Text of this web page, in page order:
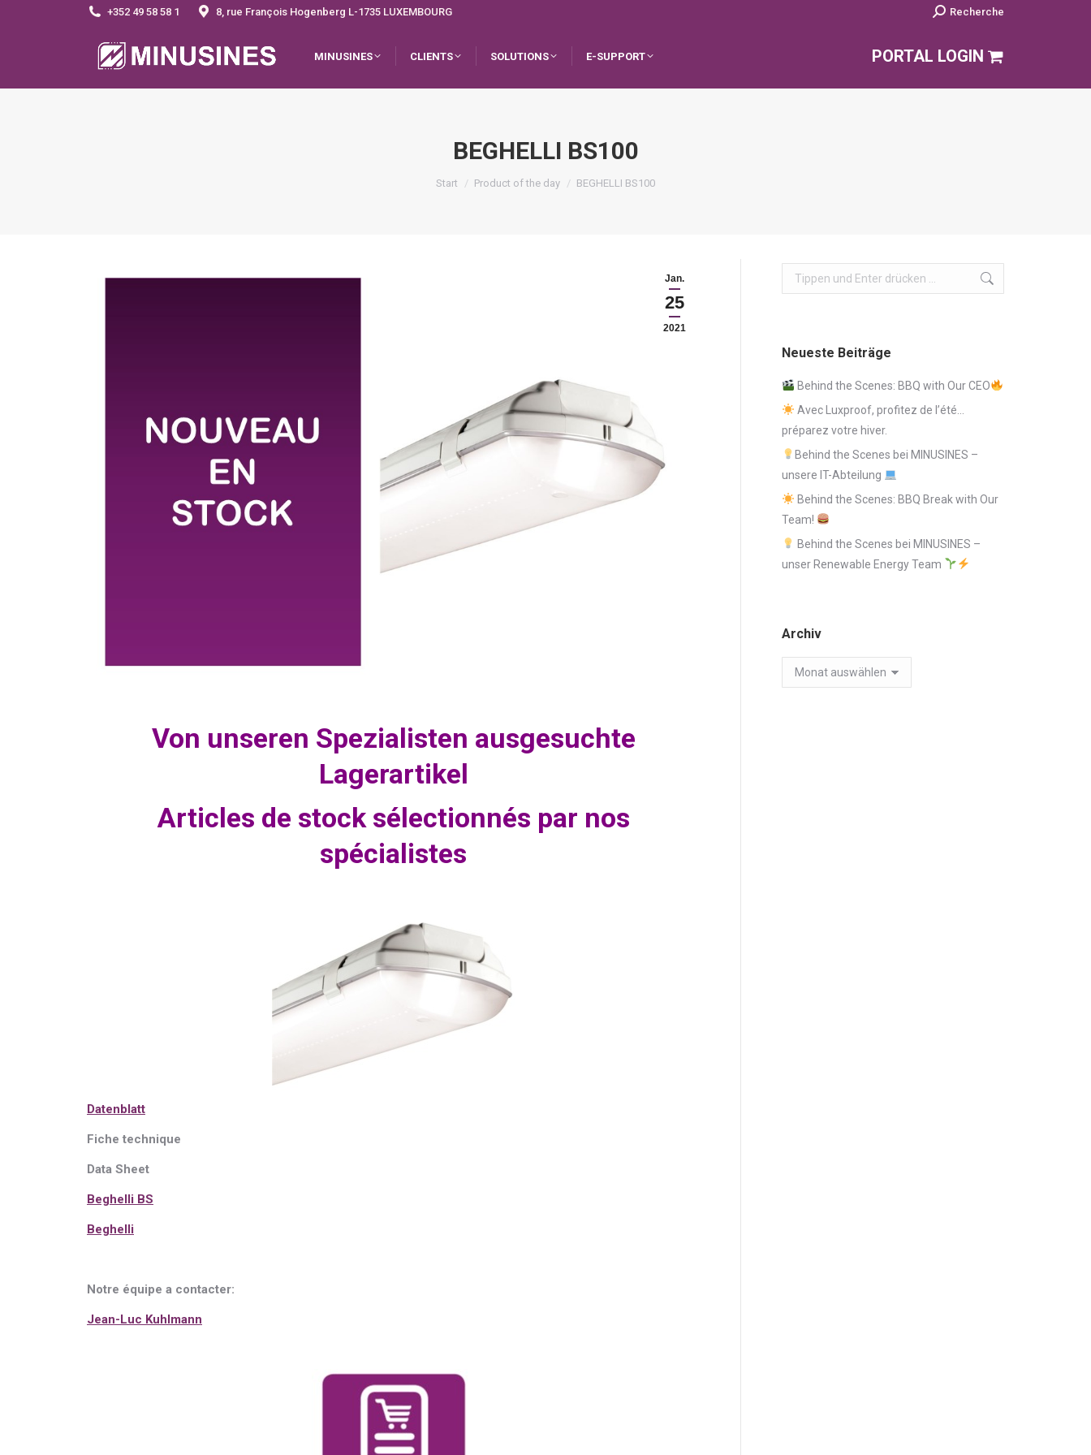
+352 49 58 58 1 8, rue François Hogenberg L-1735 LUXEMBOURG Search:Recherche
MINUSINES CLIENTS SOLUTIONS E-SUPPORT PORTAL LOGIN
BEGHELLI BS100
Sie befinden sich hier:
Start Product of the day BEGHELLI BS100
Jan.
25
2021
Von unseren Spezialisten ausgesuchte
Lagerartikel
Articles de stock sélectionnés par nos
spécialistes
Datenblatt
Fiche technique
Data Sheet
Beghelli BS
Beghelli
Notre équipe a contacter:
Jean-Luc Kuhlmann
Search:
Neueste Beiträge
Behind the Scenes: BBQ with Our CEO
Avec Luxproof, profitez de l’été…
préparez votre hiver.
Behind the Scenes bei MINUSINES –
unsere IT-Abteilung
Behind the Scenes: BBQ Break with Our
Team!
Behind the Scenes bei MINUSINES –
unser Renewable Energy Team
Archiv
Archiv